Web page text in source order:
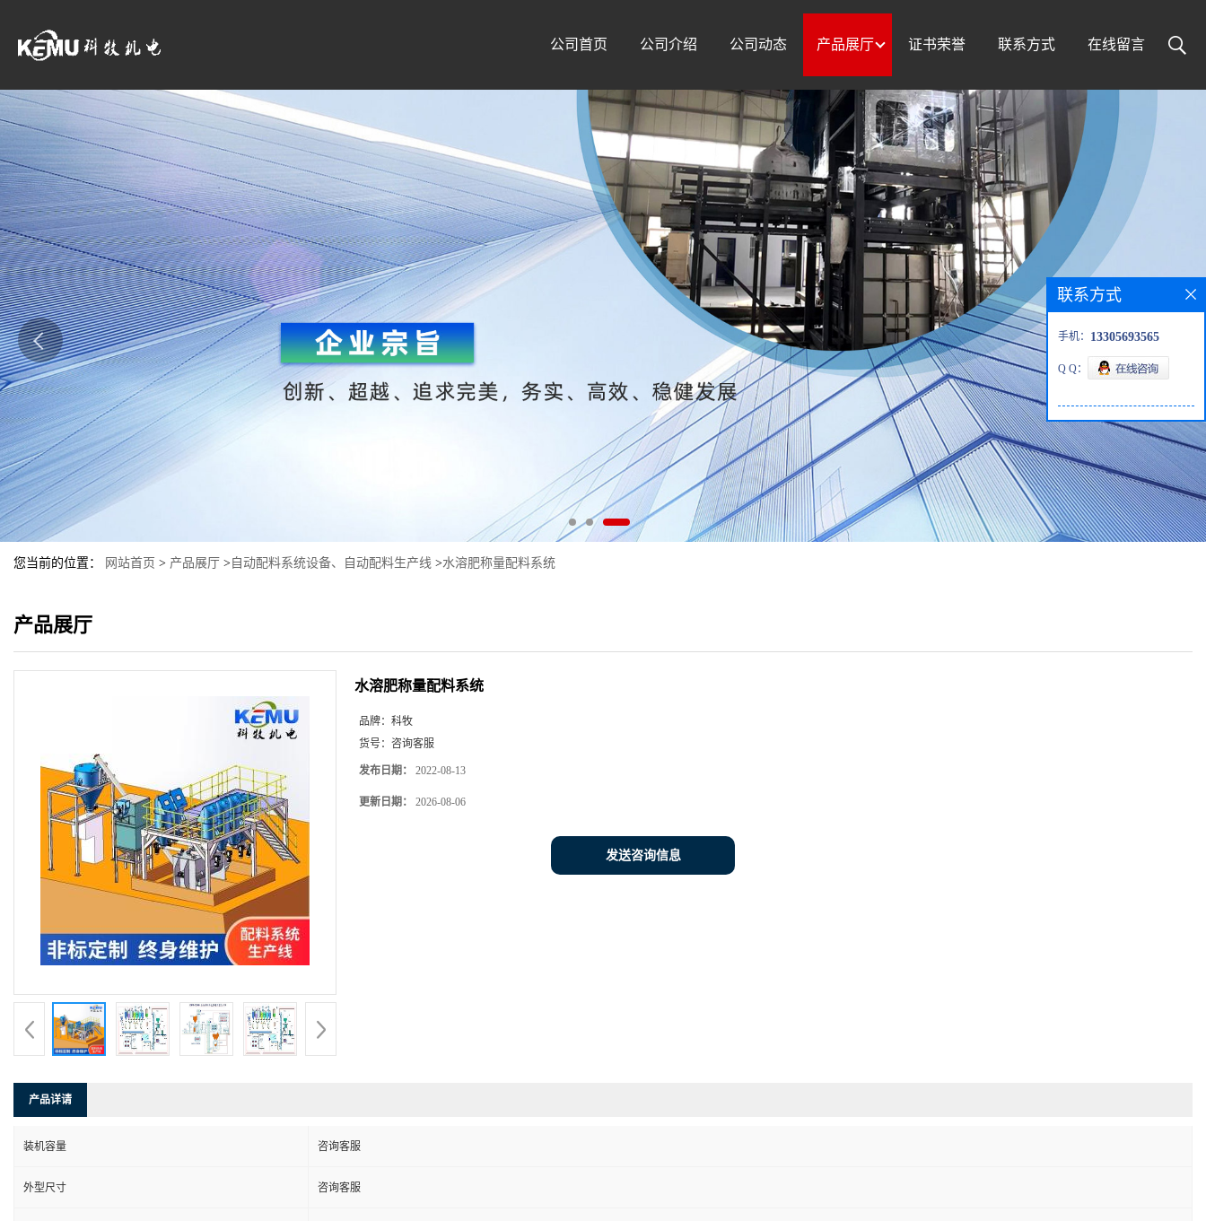
公司首页 公司介绍 公司动态 产品展厅 证书荣誉 联系方式 在线留言
您当前的位置： 网站首页 > 产品展厅 > 自动配料系统设备、自动配料生产线 >水溶肥称量配料系统
产品展厅
水溶肥称量配料系统
品牌： 科牧
货号： 咨询客服
发布日期： 2022-08-13
更新日期： 2026-08-06
发送咨询信息
产品详请
装机容量 咨询客服
外型尺寸 咨询客服
联系方式
手机： 13305693565
Q Q：